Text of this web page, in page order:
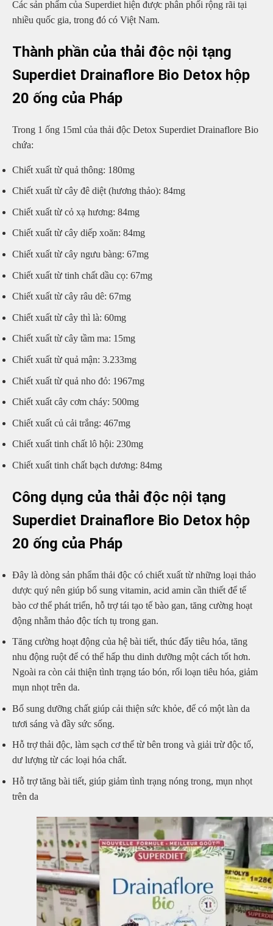
Các sản phẩm của Superdiet hiện được phân phối rộng rãi tại
nhiều quốc gia, trong đó có Việt Nam.
Thành phần của thải độc nội tạng
Superdiet Drainaflore Bio Detox hộp
20 ống của Pháp
Trong 1 ống 15ml của thải độc Detox Superdiet Drainaflore Bio
chứa:
Chiết xuất từ quả thông: 180mg
Chiết xuất từ cây đê diệt (hương thảo): 84mg
Chiết xuất từ cỏ xạ hương: 84mg
Chiết xuất từ cây diếp xoăn: 84mg
Chiết xuất từ cây ngưu bàng: 67mg
Chiết xuất từ tinh chất dầu cọ: 67mg
Chiết xuất từ cây râu dê: 67mg
Chiết xuất từ cây thì là: 60mg
Chiết xuất từ cây tầm ma: 15mg
Chiết xuất từ quả mận: 3.233mg
Chiết xuất từ quả nho đỏ: 1967mg
Chiết xuất cây cơm cháy: 500mg
Chiết xuất củ cải trắng: 467mg
Chiết xuất tinh chất lô hội: 230mg
Chiết xuất tinh chất bạch dương: 84mg
Công dụng của thải độc nội tạng
Superdiet Drainaflore Bio Detox hộp
20 ống của Pháp
Đây là dòng sản phẩm thải độc có chiết xuất từ những loại thảo
dược quý nên giúp bổ sung vitamin, acid amin cần thiết để tế
bào cơ thể phát triển, hỗ trợ tái tạo tế bào gan, tăng cường hoạt
động nhằm thảo độc tích tụ trong gan.
Tăng cường hoạt động của hệ bài tiết, thúc đẩy tiêu hóa, tăng
nhu động ruột để có thể hấp thu dinh dưỡng một cách tốt hơn.
Ngoài ra còn cải thiện tình trạng táo bón, rối loạn tiêu hóa, giảm
mụn nhọt trên da.
Bổ sung dưỡng chất giúp cải thiện sức khỏe, để có một làn da
tươi sáng và đầy sức sống.
Hỗ trợ thải độc, làm sạch cơ thể từ bên trong và giải trừ độc tố,
dư lượng từ các loại hóa chất.
Hỗ trợ tăng bài tiết, giúp giảm tình trạng nóng trong, mụn nhọt
trên da